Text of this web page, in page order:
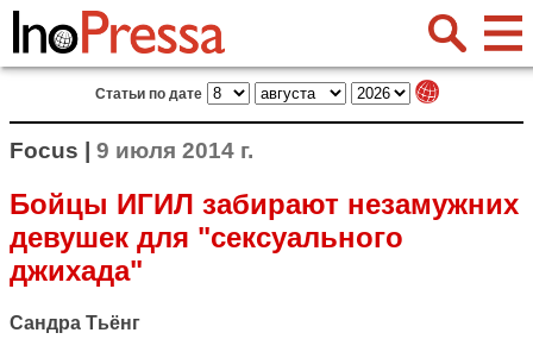
Статьи по дате
Focus | 9 июля 2014 г.
Бойцы ИГИЛ забирают незамужних
девушек для "сексуального
джихада"
Сандра Тьёнг